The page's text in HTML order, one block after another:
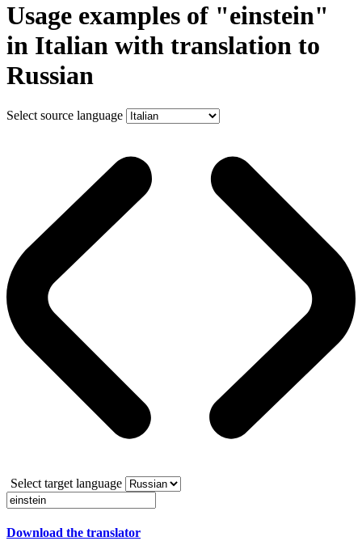
Usage examples of "einstein"
in Italian with translation to
Russian
Select source language
Select target language
Download the translator